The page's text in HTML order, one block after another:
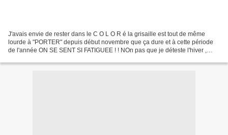
J'avais envie de rester dans le C O L O R é la grisaille est tout de même
lourde à "PORTER" depuis début novembre que ça dure et à cette période
de l'année ON SE SENT SI FATIGUEE ! ! NOn pas que je déteste l'hiver ,